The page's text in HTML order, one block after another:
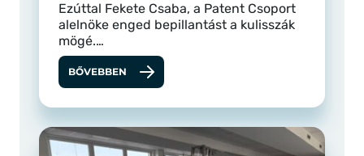
Ezúttal Fekete Csaba, a Patent Csoport
alelnöke enged bepillantást a kulisszák
mögé.…
BŐVEBBEN